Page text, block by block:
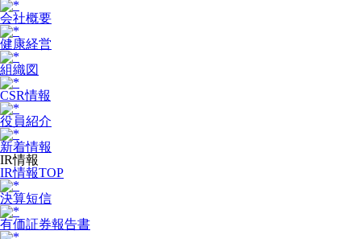
会社概要
健康経営
組織図
CSR情報
役員紹介
新着情報
IR情報
IR情報TOP
決算短信
有価証券報告書